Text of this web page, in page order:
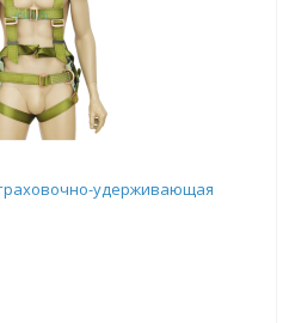
удерживающая